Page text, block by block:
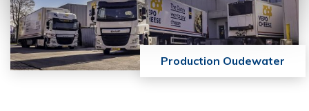
Production Oudewater